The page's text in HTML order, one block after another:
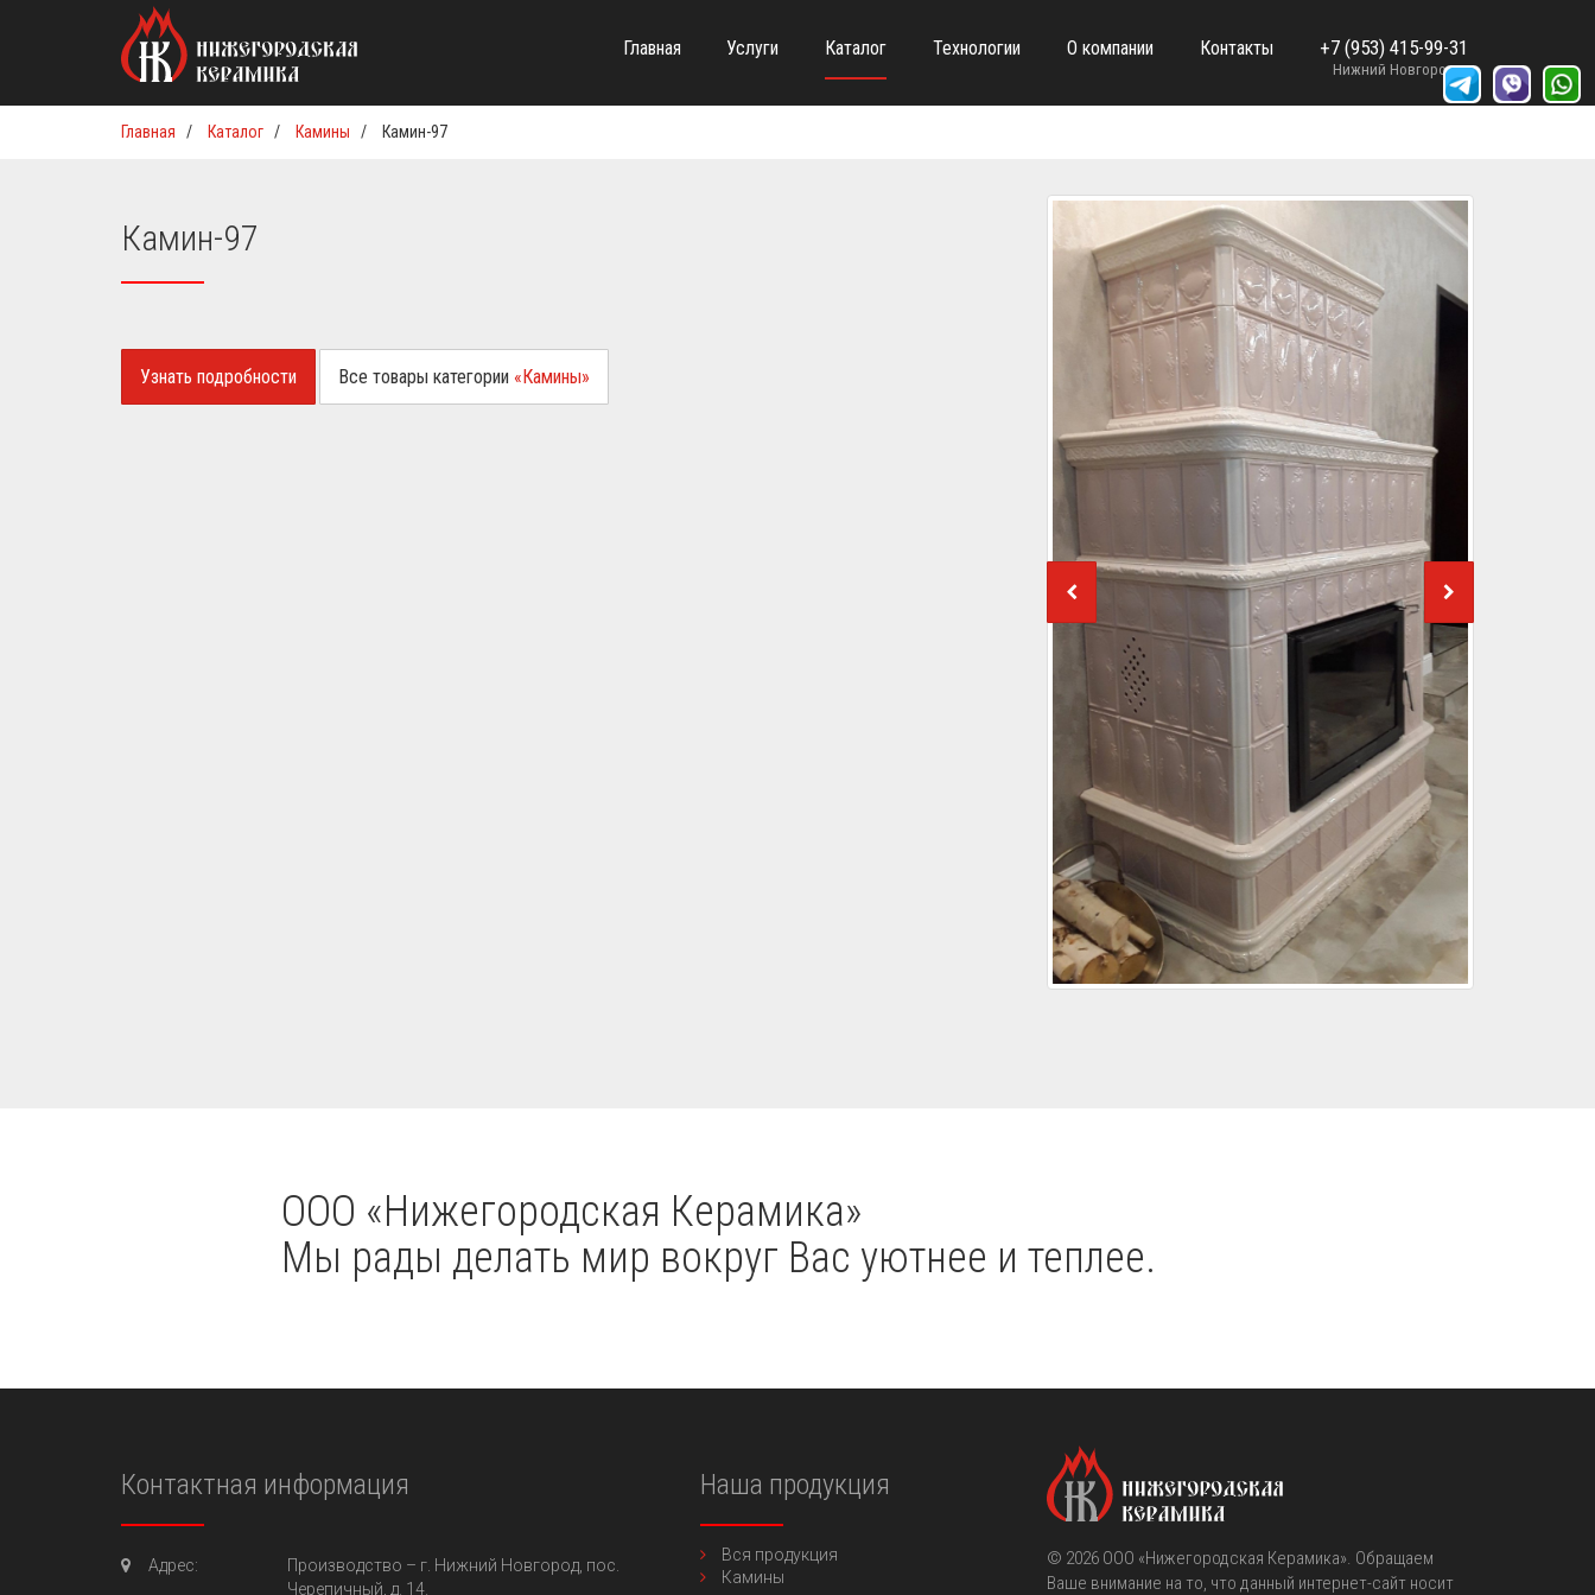
Главная Услуги Каталог Технологии О компании Контакты +7 (953) 415-99-31
Нижний Новгород
Главная / Каталог / Камины / Камин-97
Камин-97
Узнать подробности Все товары категории «Камины»
OOO «Нижегородская Керамика»
Мы рады делать мир вокруг Вас уютнее и теплее.
Контактная информация
Адрес: Производство – г. Нижний Новгород, пос.
Черепичный, д. 14.
Наша продукция
Вся продукция
Камины
© 2026 OOO «Нижегородская Керамика». Обращаем
Ваше внимание на то, что данный интернет-сайт носит